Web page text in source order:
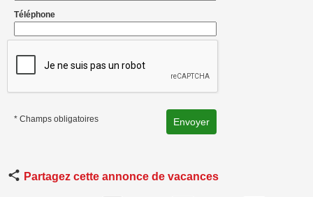
Téléphone
* Champs obligatoires
Partagez cette annonce de vacances